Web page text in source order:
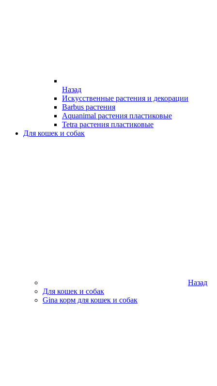
Назад
Искусственные растения и декорации
Barbus растения
Aquanimal растения пластиковые
Tetra растения пластиковые
Для кошек и собак
Назад
Для кошек и собак
Gina корм для кошек и собак